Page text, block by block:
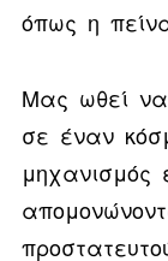
όπως η
Μας ωθεί
σε έναν
μηχανισμός